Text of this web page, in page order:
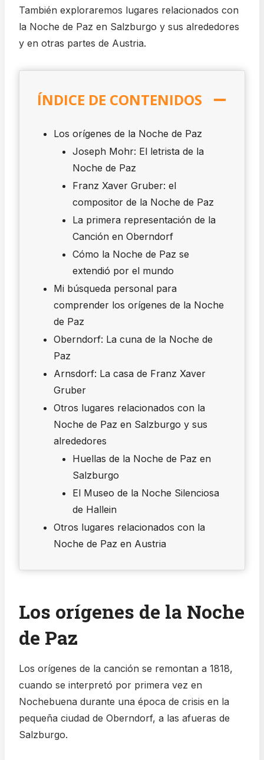
También exploraremos lugares relacionados con
la Noche de Paz en Salzburgo y sus alrededores
y en otras partes de Austria.
ÍNDICE DE CONTENIDOS
Los orígenes de la Noche de Paz
Joseph Mohr: El letrista de la
Noche de Paz
Franz Xaver Gruber: el
compositor de la Noche de Paz
La primera representación de la
Canción en Oberndorf
Cómo la Noche de Paz se
extendió por el mundo
Mi búsqueda personal para
comprender los orígenes de la Noche
de Paz
Oberndorf: La cuna de la Noche de
Paz
Arnsdorf: La casa de Franz Xaver
Gruber
Otros lugares relacionados con la
Noche de Paz en Salzburgo y sus
alrededores
Huellas de la Noche de Paz en
Salzburgo
El Museo de la Noche Silenciosa
de Hallein
Otros lugares relacionados con la
Noche de Paz en Austria
Los orígenes de la Noche
de Paz
Los orígenes de la canción se remontan a 1818,
cuando se interpretó por primera vez en
Nochebuena durante una época de crisis en la
pequeña ciudad de Oberndorf, a las afueras de
Salzburgo.